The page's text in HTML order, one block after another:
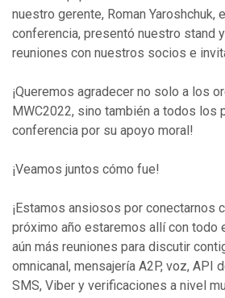
nuestro gerente, Roman Yaroshchuk,
conferencia, presentó nuestro stand
reuniones con nuestros socios e
¡Queremos agradecer no solo a los
MWC2022, sino también a todos los
conferencia por su apoyo moral!
¡Veamos juntos cómo fue!
¡Estamos ansiosos por conectarnos
próximo año estaremos allí con todo
aún más reuniones para discutir
omnicanal, mensajería A2P, voz, API
SMS, Viber y verificaciones a nivel